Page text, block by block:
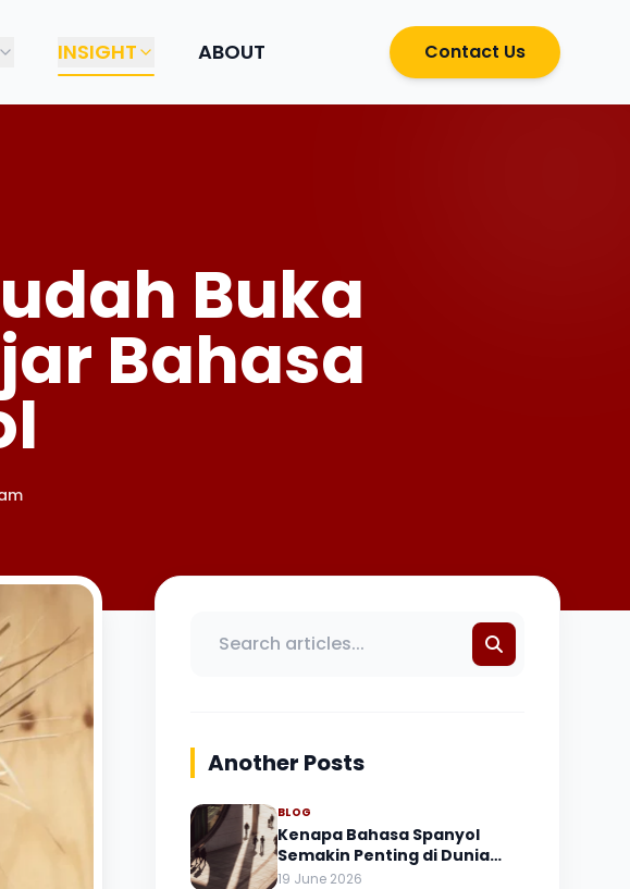
INSIGHT ABOUT Contact Us
Buka
Bahasa
Another Posts
BLOG
Kenapa Bahasa Spanyol
Semakin Penting di Dunia
yang Makin Terhubung?
19 June 2026